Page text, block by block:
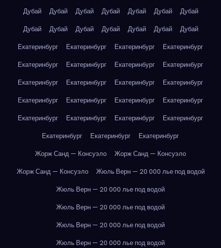
Дубай
Дубай Дубай Дубай Дубай Дубай
Дубай
Дубай
Дубай Дубай Дубай Дубай Дубай
Дубай
Екатеринбург
Екатеринбург Екатеринбург
Екатеринбург
Екатеринбург
Екатеринбург Екатеринбург
Екатеринбург
Екатеринбург
Екатеринбург Екатеринбург
Екатеринбург
Екатеринбург
Екатеринбург Екатеринбург
Екатеринбург
Екатеринбург
Екатеринбург Екатеринбург
Екатеринбург
Екатеринбург
Екатеринбург
Екатеринбург
Жорж Санд — Консуэло
Жорж Санд — Консуэло
Жорж Санд — Консуэло
Жюль Верн — 20 000 лье под водой
Жюль Верн — 20 000 лье под водой
Жюль Верн — 20 000 лье под водой
Жюль Верн — 20 000 лье под водой
Жюль Верн — 20 000 лье под водой